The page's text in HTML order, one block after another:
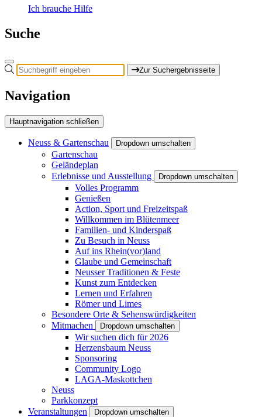
Ich brauche Hilfe
Suche
Zur Suchergebnisseite
Navigation
Hauptnavigation schließen
Neuss & Gartenschau Dropdown umschalten
Gartenschau
Geländeplan
Erlebnisse und Ausstellung
Dropdown umschalten
Volles Programm
Genießen
Action, Sport und Freizeitspaß
Willkommen im Blütenmeer
Familien- und Kinderspaß
Zu Besuch in Neuss
Auf ins Rhein(vor)land
Glaube und Gemeinschaft
Neusser Traditionen & Feste
Kunst zum Entdecken
Lernen und Erfahren
Römer und Limes
Besondere Orte & Sehenswürdigkeiten
Mitmachen
Dropdown umschalten
Wir suchen dich für 2026
Herzensbaum Neuss
Sponsoring
Community Logo
LAGA-Maskottchen
Neuss
Parkkonzept
Veranstaltungen
Dropdown umschalten